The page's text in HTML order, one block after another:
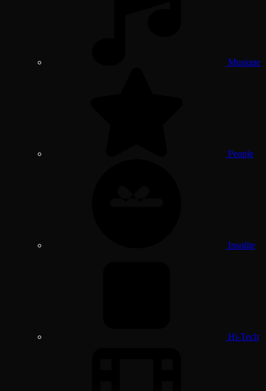
Musique
People
Insolite
Hi-Tech